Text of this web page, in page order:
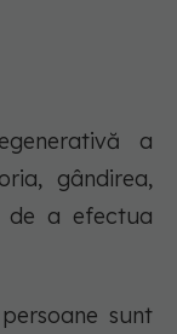
a
gândirea,
de a efectua
sunt